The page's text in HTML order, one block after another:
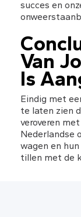
succes en
Van
Is
Eindig met
te laten zien
veroveren
Nederlandse
wagen en
tillen met de